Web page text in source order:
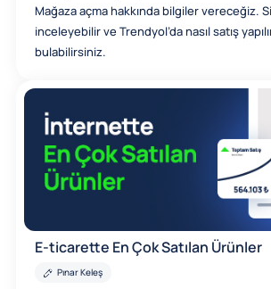
Mağaza açma hakkında bilgiler vereceğiz.
inceleyebilir ve Trendyol’da nasıl satış
bulabilirsiniz.
E-ticarette En Çok Satılan Ürünler
Pınar Keleş